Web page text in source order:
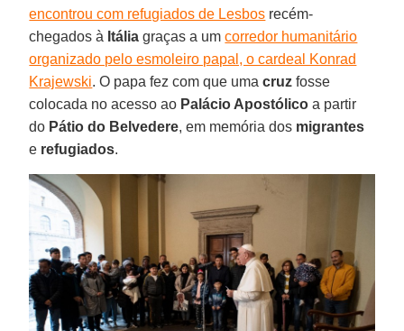
encontrou com refugiados de Lesbos recém-
chegados à Itália graças a umcorredor humanitário
organizado pelo esmoleiro papal, o cardeal Konrad
Krajewski. O papa fez com que umacruz fosse
colocada no acesso ao Palácio Apostólico a partir
do Pátio do Belvedere, em memória dos migrantes
e refugiados.